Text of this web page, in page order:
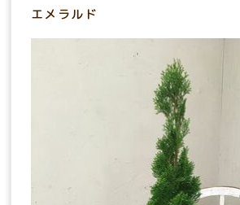
エメラルド